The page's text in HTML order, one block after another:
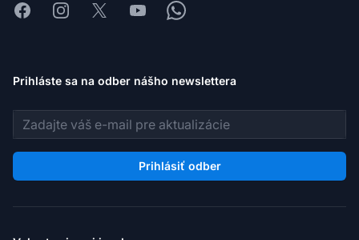
FacebookInstagram
X YoutubeWhatsapp
Prihláste sa na odber nášho newslettera
E-mailová adresa
Prihlásiť odber